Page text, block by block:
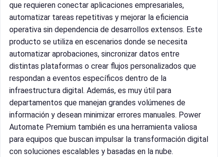
que requieren conectar aplicaciones empresariales,
automatizar tareas repetitivas y mejorar la eficiencia
operativa sin dependencia de desarrollos extensos. Este
producto se utiliza en escenarios donde se necesita
automatizar aprobaciones, sincronizar datos entre
distintas plataformas o crear flujos personalizados que
respondan a eventos específicos dentro de la
infraestructura digital. Además, es muy útil para
departamentos que manejan grandes volúmenes de
información y desean minimizar errores manuales. Power
Automate Premium también es una herramienta valiosa
para equipos que buscan impulsar la transformación digital
con soluciones escalables y basadas en la nube.